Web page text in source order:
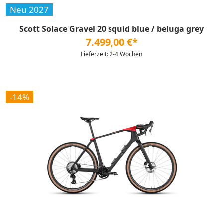
Neu 2027
Scott Solace Gravel 20 squid blue / beluga grey
7.499,00 €*
Lieferzeit: 2-4 Wochen
-14%